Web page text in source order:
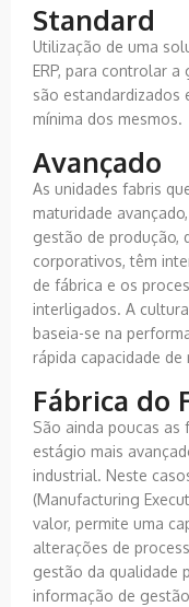
Standard
Utilização de uma
ERP, para controlar
são estandardizados
mínima dos mesmos.
Avançado
As unidades fabris
maturidade
gestão de produção,
corporativos, têm
de fábrica e os
interligados. A
baseia-se na
rápida capacidade
Fábrica do
São ainda poucas
estágio mais
industrial. Neste
(Manufacturing
valor, permite uma
alterações de
gestão da qualidade
informação de